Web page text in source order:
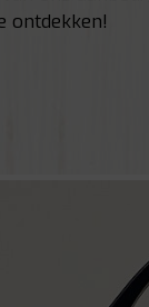
ontdekken!